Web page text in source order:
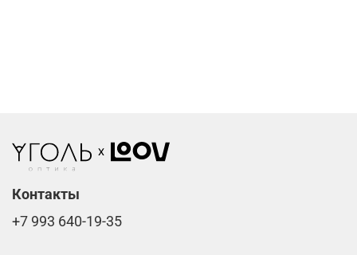
Стоимость указана за две линзы вместе с
изготовлением.
Контакты
+7 993 640-19-35